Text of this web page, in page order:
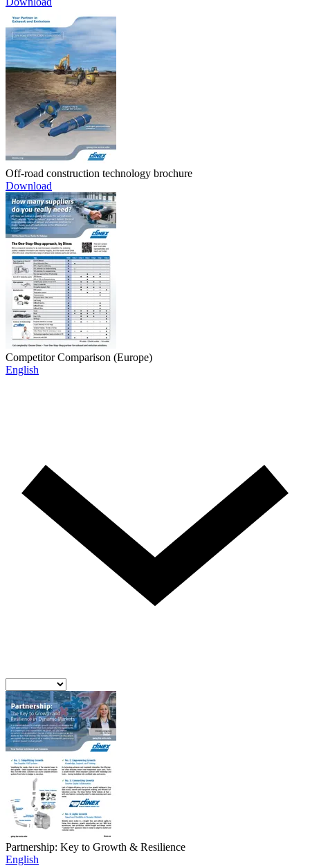
Off-road construction technology brochure
Download
Competitor Comparison (Europe)
English
Partnership: Key to Growth & Resilience
English